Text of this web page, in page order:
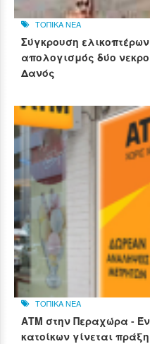
ΤΟΠΙΚΑ ΝΕΑ
Σύγκρουση
απολογισμός δύο
Δανός
ΤΟΠΙΚΑ ΝΕΑ
ΑΤΜ στην Περαχώρα -
κατοίκων γίνεται